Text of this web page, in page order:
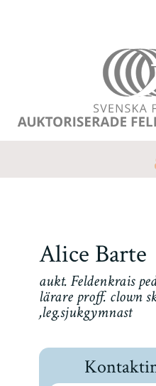
Alice Barte
aukt. Feldenkrais
lärare proff. clown
,leg.sjukgymnast